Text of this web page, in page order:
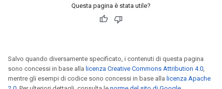
Questa pagina è stata utile?
Salvo quando diversamente specificato, i contenuti di questa pagina
sono concessi in base alla licenza Creative Commons Attribution 4.0,
mentre gli esempi di codice sono concessi in base alla licenza Apache